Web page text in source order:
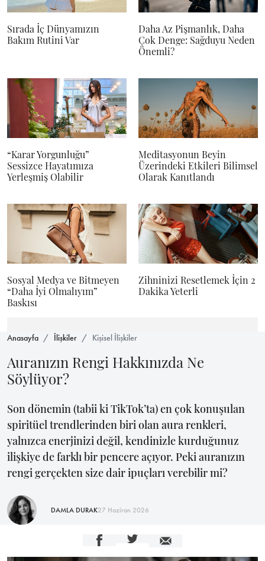
Sırada İç Dünyamızın
Bakım Rutini Var
Daha Az Pişmanlık, Daha
Çok Denge: Sağduyu Neden
Önemli?
“Karar Yorgunluğu”
Sessizce Hayatımıza
Yerleşmiş Olabilir
Meditasyonun Beyin
Üzerindeki Etkileri Bilimsel
Olarak Kanıtlandı
Sosyal Medya ve Bitmeyen
“Daha İyi Olmalıyım”
Baskısı
Zihninizi Resetlemek İçin 2
Dakika Yeterli
Anasayfa İlişkiler Kişisel İlişkiler
Auranızın Rengi Hakkınızda Ne
Söylüyor?
Son dönemin (tabii ki TikTok’ta) en çok konuşulan
spiritüel trendlerinden biri olan aura renkleri,
yalnızca enerjinizi değil, kendinizle kurduğunuz
ilişkiye de farklı bir pencere açıyor. Peki auranızın
rengi gerçekten size dair ipuçları verebilir mi?
DAMLA DURAK27 Haziran 2026